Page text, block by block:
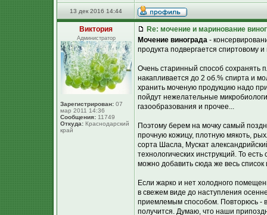
13 дек 2016 14:44
Виктория
Администратор
Зарегистрирован: 07
мар 2011 14:36
Сообщения: 11749
Откуда: Краснодарский
край
Re: мочение и маринование
Мочение винограда -
продукта подвергается спиртовому
Очень старинный способ сохранять
накапливается до 2 об.% спирта и
хранить моченую продукцию надо
пойдут нежелательные
газообразования и прочее...
Поэтому берем на мочку самый
прочную кожицу, плотную мякоть,
сорта Шасла, Мускат
технологических инструкций. То
можно добавить сюда же весь
Если жарко и нет холодного
в свежем виде до наступления
приемлемым способом. Повторюсь -
получится. Думаю, что наши